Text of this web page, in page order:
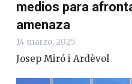
medios para
amenaza
14 marzo, 2025
Josep Miró i Ardèvol